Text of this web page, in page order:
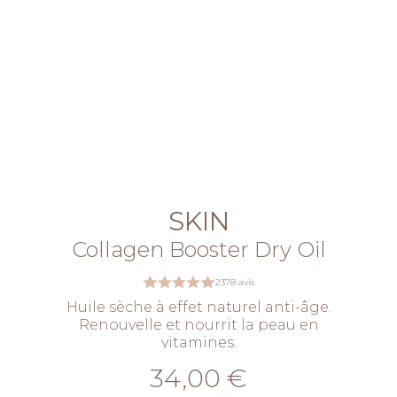
SKIN
Collagen Booster Dry Oil
2378 avis
Huile sèche à effet naturel anti-âge.
Renouvelle et nourrit la peau en
vitamines.
34,00 €